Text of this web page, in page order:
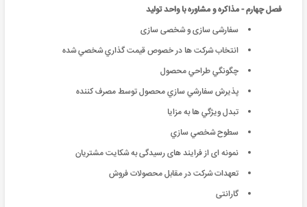
فصل چهارم - مذاکره و مشاوره با واحد تولید
سفارشی سازی و شخصی سازی
انتخاب شركت ها در خصوص قيمت گذاري شخصي شده
چگونگي طراحي محصول
پذيرش سفارشي سازي محصول توسط مصرف كننده
تبدل ويژگي ها به مزايا
سطوح شخصي سازي
نمونه ای از فرایند های رسیدگی به شکایت مشتریان
تعهدات شرکت در مقابل محصولات فروش
گارانتی